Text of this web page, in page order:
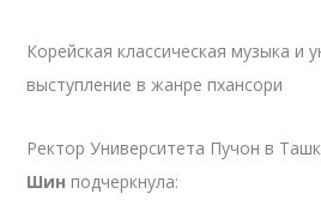
Корейская классическая музыка и
выступление в жанре пхансори
Ректор Университета Пучон в
Шин подчеркнула: